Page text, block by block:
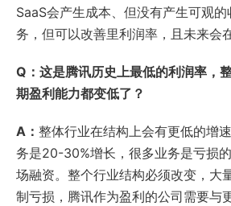
SaaS会产生成本、但没有产生可观
务，但可以改善里利润率，且未来会
Q：这是腾讯历史上最低的利润率，
期盈利能力都变低了？
A： 整体行业在结构上会有更低的增
务是20-30%增长，很多业务是亏损
场融资。整个行业结构必须改变，大
制亏损，腾讯作为盈利的公司需要与